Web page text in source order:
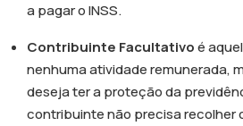
a pagar o INSS.
Contribuinte Facultativoé
nenhuma atividade remunerada,
deseja ter a proteção da
contribuinte não precisa recolher